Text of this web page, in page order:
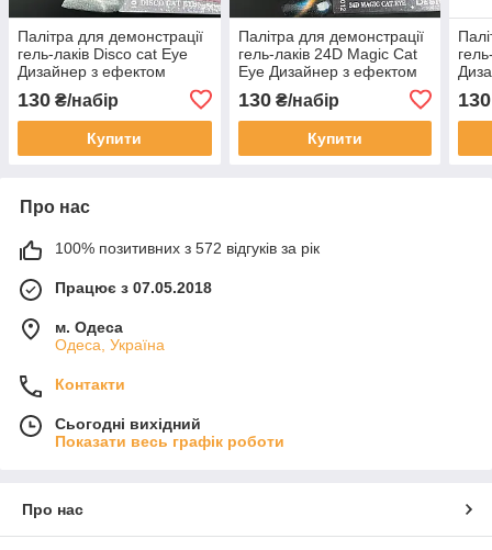
Палітра для демонстрації
гель-лаків Disco cat Eye
Дизайнер з ефектом
130 ₴/набір
Купити
Палітра для демонстрації
гель-лаків 24D Magic Cat
Eye Дизайнер з ефектом
130₴/набір
Купити
130
Про нас
100% позитивних з 572 відгуків за рік
Працює з 07.05.2018
м. Одеса
Одеса, Україна
Контакти
Сьогодні вихідний
Показати весь графік роботи
Про нас